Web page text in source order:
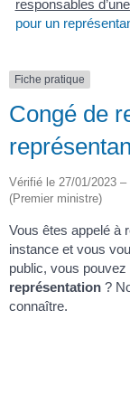
responsables
pour un
Fiche pratique
Congé de
Vérifié le 27/01/2023
(Premier ministre)
Vous êtes appelé à
instance et vous
public, vous pouvez
représentation ?
connaître.